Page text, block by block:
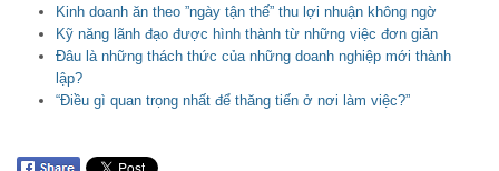
Kinh doanh ăn theo ”ngày tận thế” thu lợi nhuận không ngờ
Kỹ năng lãnh đạo được hình thành từ những việc đơn giản
Đâu là những thách thức của những doanh nghiệp mới thành
lập?
“Điều gì quan trọng nhất để thăng tiến ở nơi làm việc?”